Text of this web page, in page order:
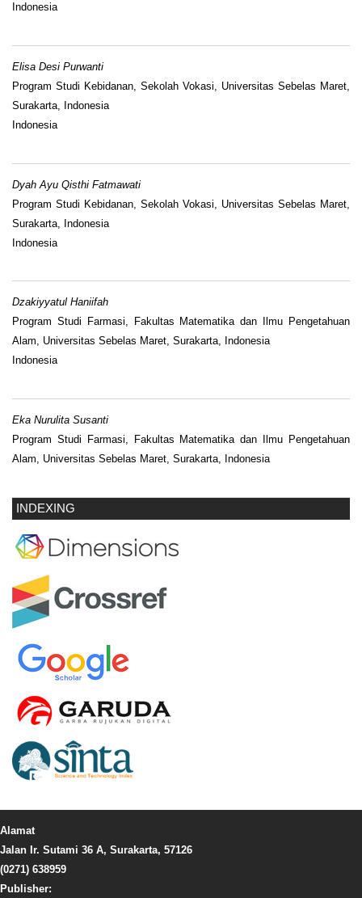
Indonesia
Elisa Desi Purwanti
Program Studi Kebidanan, Sekolah Vokasi, Universitas Sebelas Maret,
Surakarta, Indonesia
Indonesia
Dyah Ayu Qisthi Fatmawati
Program Studi Kebidanan, Sekolah Vokasi, Universitas Sebelas Maret,
Surakarta, Indonesia
Indonesia
Dzakiyyatul Haniifah
Program Studi Farmasi, Fakultas Matematika dan Ilmu Pengetahuan
Alam, Universitas Sebelas Maret, Surakarta, Indonesia
Indonesia
Eka Nurulita Susanti
Program Studi Farmasi, Fakultas Matematika dan Ilmu Pengetahuan
Alam, Universitas Sebelas Maret, Surakarta, Indonesia
INDEXING
Alamat
Jalan Ir. Sutami 36 A, Surakarta, 57126
(0271) 638959
Publisher: